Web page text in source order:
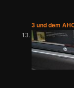
3 und dem